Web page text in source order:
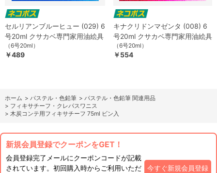
セルリアンブルーヒュー (029) 6
号20ml クサカベ専門家用油絵具
（6号20ml）
￥489
キナクリドンマゼンタ (008) 6
号20ml クサカベ専門家用油絵具
（6号20ml）
￥554
ホーム > パステル・色鉛筆 > パステル・色鉛筆 関連用品
> フィキサチーフ・クレパスワニス
> 木炭コンテ用フィキサチーフ 75ml ビン入
新規会員登録でクーポンをGET！
会員登録完了メールにクーポンコードが記載
されています。初回購入時からご利用いただ
今すぐ新規会員登録